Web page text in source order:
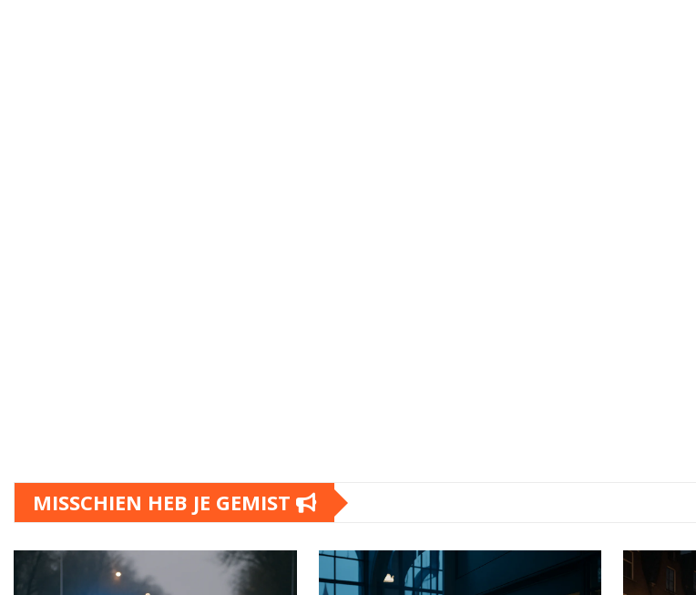
MISSCHIEN HEB JE GEMIST